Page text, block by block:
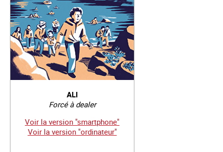
ALI
Forcé à dealer
Voir la version "smartphone"
Voir la version "ordinateur"